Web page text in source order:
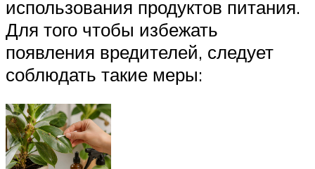
использования продуктов питания.
Для того чтобы избежать
появления вредителей, следует
соблюдать такие меры: